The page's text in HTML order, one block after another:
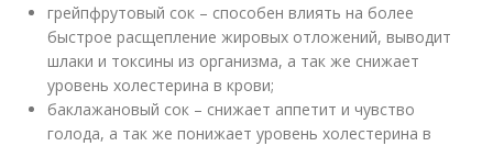
грейпфрутовый сок – способен влиять на более
быстрое расщепление жировых отложений, выводит
шлаки и токсины из организма, а так же снижает
уровень холестерина в крови;
баклажановый сок – снижает аппетит и чувство
голода, а так же понижает уровень холестерина в